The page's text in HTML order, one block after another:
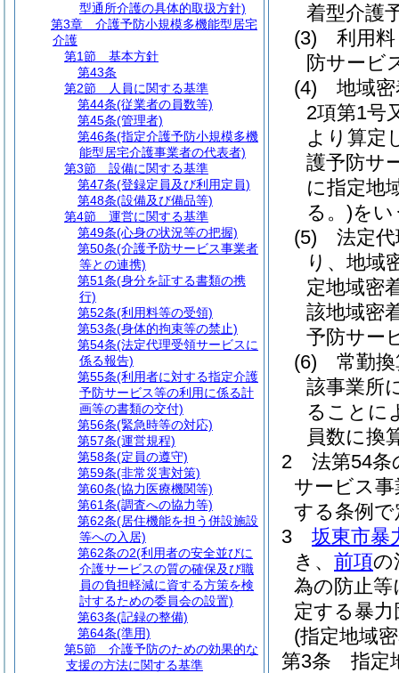
着型介護
(3)
利用
防サービ
(4)
地域
2項第1号
より算定
護予防サ
に指定地
る。)をい
(5)
法定
り、地域
定地域密
該地域密
予防サー
(6)
常勤
該事業所
ることに
員数に換
2
法第54条
サービス
する条例
3
坂東市暴
き、 前項の
為の防止
定する暴
(指定地域
第3条
指定
型通所介護の具体的取扱方針)
第3章
介護予防小規模多機能型居宅
介護
第1節
基本方針
第43条
第2節
人員に関する基準
第44条(従業者の員数等)
第45条(管理者)
第46条(指定介護予防小規模多機
能型居宅介護事業者の代表者)
第3節
設備に関する基準
第47条(登録定員及び利用定員)
第48条(設備及び備品等)
第4節
運営に関する基準
第49条(心身の状況等の把握)
第50条(介護予防サービス事業者
等との連携)
第51条(身分を証する書類の携
行)
第52条(利用料等の受領)
第53条(身体的拘束等の禁止)
第54条(法定代理受領サービスに
係る報告)
第55条(利用者に対する指定介護
予防サービス等の利用に係る計
画等の書類の交付)
第56条(緊急時等の対応)
第57条(運営規程)
第58条(定員の遵守)
第59条(非常災害対策)
第60条(協力医療機関等)
第61条(調査への協力等)
第62条(居住機能を担う併設施設
等への入居)
第62条の2(利用者の安全並びに
介護サービスの質の確保及び職
員の負担軽減に資する方策を検
討するための委員会の設置)
第63条(記録の整備)
第64条(準用)
第5節
介護予防のための効果的な
支援の方法に関する基準